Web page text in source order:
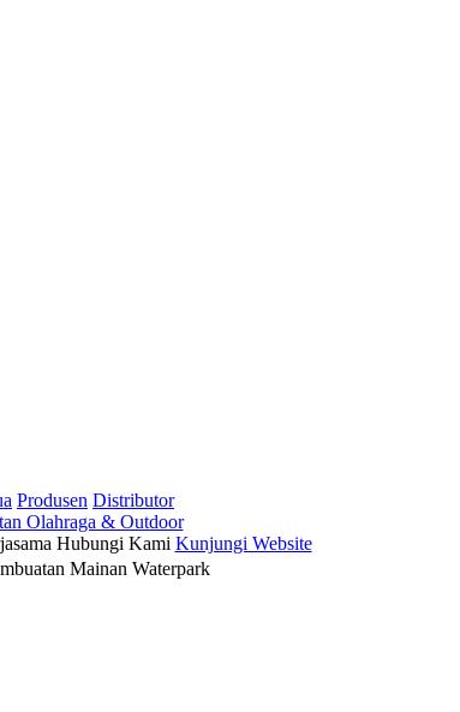
Produsen Distributor
Olahraga & Outdoor
Hubungi Kami Kunjungi Website